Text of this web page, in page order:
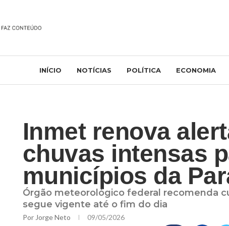
INÍCIO NOTÍCIAS POLÍTICA ECONOMIA
Inmet renova
chuvas intensas
municípios da
Órgão meteorológico federal recomenda
segue vigente até o fim do dia
Por Jorge Neto 09/05/2026